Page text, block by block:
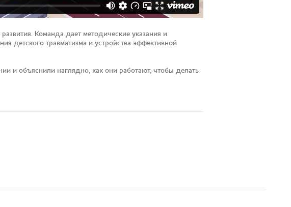
Команда дает методические указания и
детского травматизма и устройства эффективной
и объяснили наглядно, как они работают, чтобы делать